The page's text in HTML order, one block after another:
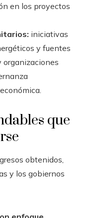
en los proyectos
iniciativas
y fuentes
organizaciones
que
obtenidos,
y los gobiernos